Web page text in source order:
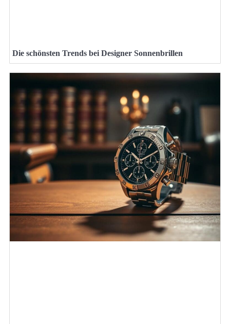
Die schönsten Trends bei Designer Sonnenbrillen